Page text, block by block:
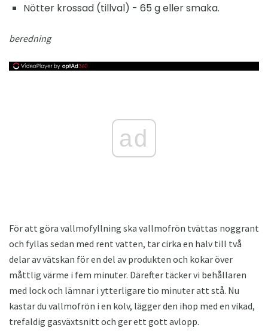
Nötter krossad (tillval) - 65 g eller smaka.
beredning
ad
För att göra vallmofyllning ska vallmofrön tvättas noggrant
och fyllas sedan med rent vatten, tar cirka en halv till två
delar av vätskan för en del av produkten och kokar över
måttlig värme i fem minuter. Därefter täcker vi behållaren
med lock och lämnar i ytterligare tio minuter att stå. Nu
kastar du vallmofrön i en kolv, lägger den ihop med en vikad,
trefaldig gasväxtsnitt och ger ett gott avlopp.